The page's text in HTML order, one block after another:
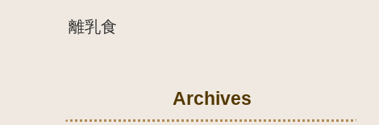
離乳食
Archives